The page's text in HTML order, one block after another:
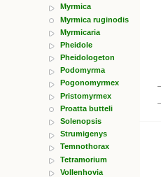
Myrmica
Myrmica ruginodis
Myrmicaria
Pheidole
Pheidologeton
Podomyrma
Pogonomyrmex
Pristomyrmex
Proatta butteli
Solenopsis
Strumigenys
Temnothorax
Tetramorium
Vollenhovia